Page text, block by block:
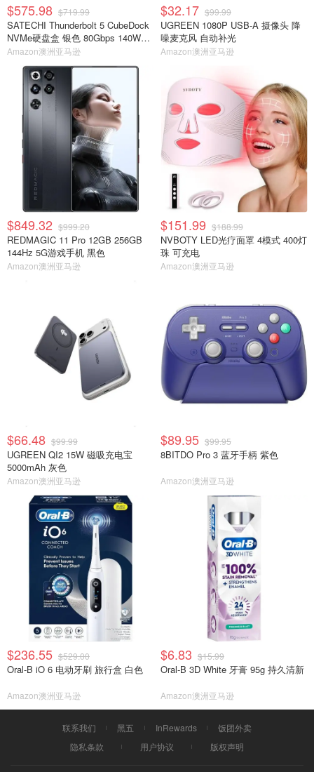
$575.98 $719.99
SATECHI Thunderbolt 5 CubeDock
NVMe硬盘盒 银色 80Gbps 140W扩
展坞
Amazon澳洲亚马逊
$32.17 $99.99
UGREEN 1080P USB-A 摄像头 降
噪麦克风 自动补光
Amazon澳洲亚马逊
$849.32 $999.20
REDMAGIC 11 Pro 12GB 256GB
144Hz 5G游戏手机 黑色
Amazon澳洲亚马逊
$151.99 $188.99
NVBOTY LED光疗面罩 4模式 400灯
珠 可充电
Amazon澳洲亚马逊
$66.48 $99.99
UGREEN QI2 15W 磁吸充电宝
5000mAh 灰色
Amazon澳洲亚马逊
$89.95 $99.95
8BITDO Pro 3 蓝牙手柄 紫色
Amazon澳洲亚马逊
$236.55 $529.00
Oral-B iO 6 电动牙刷 旅行盒 白色
Amazon澳洲亚马逊
$6.83 $15.99
Oral-B 3D White 牙膏 95g 持久清新
Amazon澳洲亚马逊
联系我们 黑五 InRewards
饭团外卖
隐私条款
用户协议 版权声明